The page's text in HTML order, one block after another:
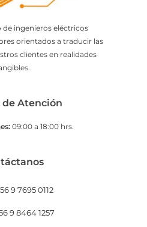
de ingenieros eléctricos
orientados a traducir las
clientes en realidades
de Atención
09:00 a 18:00 hrs.
9 7695 0112
9 8464 1257